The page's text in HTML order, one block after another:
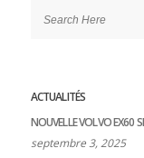
ACTUALITÉS
NOUVELLE VOLVO EX60
septembre 3, 2025